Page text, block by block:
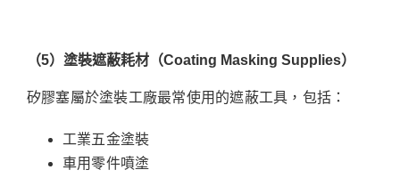
（5）塗裝遮蔽耗材（Coating Masking Supplies）
矽膠塞屬於塗裝工廠最常使用的遮蔽工具，包括：
工業五金塗裝
車用零件噴塗